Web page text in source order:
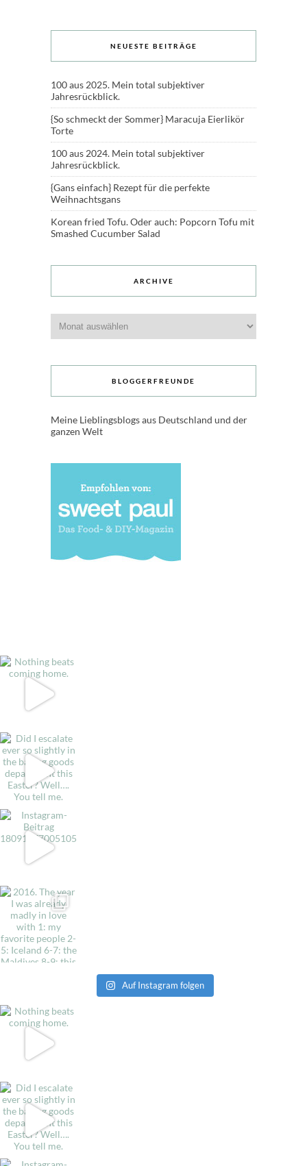
NEUESTE BEITRÄGE
100 aus 2025. Mein total subjektiver
Jahresrückblick.
{So schmeckt der Sommer} Maracuja Eierlikör
Torte
100 aus 2024. Mein total subjektiver
Jahresrückblick.
{Gans einfach} Rezept für die perfekte
Weihnachtsgans
Korean fried Tofu. Oder auch: Popcorn Tofu mit
Smashed Cucumber Salad
ARCHIVE
BLOGGERFREUNDE
Meine Lieblingsblogs aus Deutschland und der
ganzen Welt
Auf Instagram folgen